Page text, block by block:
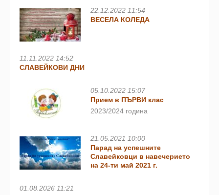
22.12.2022 11:54
ВЕСЕЛА КОЛЕДА
11.11.2022 14:52
СЛАВЕЙКОВИ ДНИ
05.10.2022 15:07
Прием в ПЪРВИ клас
2023/2024 година
21.05.2021 10:00
Парад на успешните
Славейковци в навечерието
на 24-ти май 2021 г.
01.08.2026 11:21